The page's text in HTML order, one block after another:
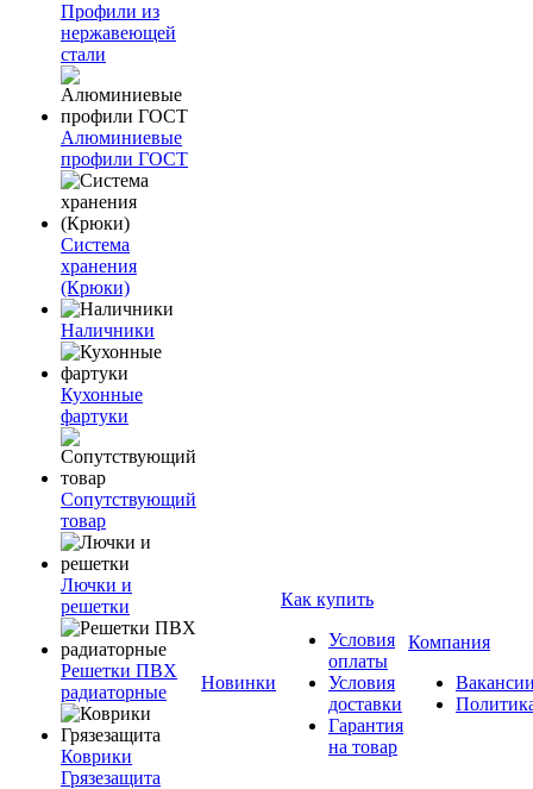
Профили из
нержавеющей
стали
Алюминиевые
профили ГОСТ
Система
хранения
(Крюки)
Наличники
Кухонные
фартуки
Сопутствующий
товар
Лючки и
решетки
Решетки ПВХ
радиаторные
Коврики
Грязезащита
Новинки
Как купить
Условия
оплаты
Условия
доставки
Гарантия
на товар
Компания